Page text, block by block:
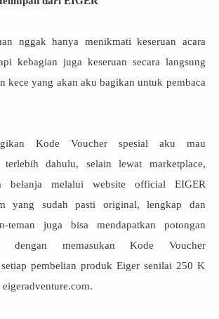
nggak hanya menikmati keseruan acara
kebagian juga keseruan secara langsung
kece yang akan aku bagikan untuk pembaca
Kode Voucher spesial aku mau
dahulu, selain lewat marketplace,
belanja melalui website official EIGER
yang sudah pasti original, lengkap dan
teman juga bisa mendapatkan potongan
memasukan Kode Voucher
pembelian produk Eiger senilai 250 K